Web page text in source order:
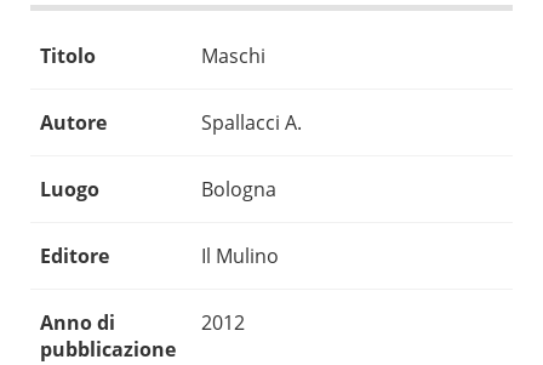
Titolo Maschi
Autore Spallacci A.
Luogo Bologna
Editore Il Mulino
Anno di
pubblicazione
2012